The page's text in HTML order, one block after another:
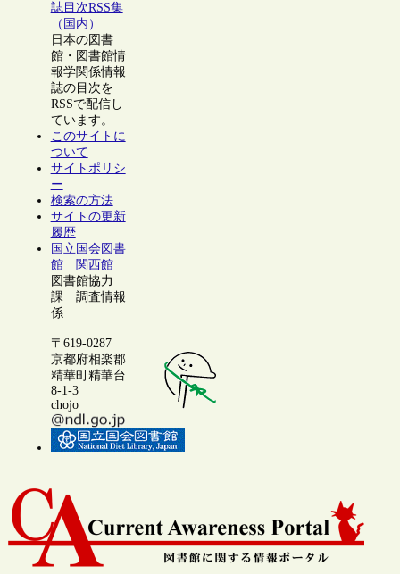
誌目次RSS集
（国内）
日本の図書
館・図書館情
報学関係情報
誌の目次を
RSSで配信し
ています。
このサイトに
ついて
サイトポリシ
ー
検索の方法
サイトの更新
履歴
国立国会図書
館 関西館
図書館協力
課 調査情報
係
〒619-0287
京都府相楽郡
精華町精華台
8-1-3
chojo